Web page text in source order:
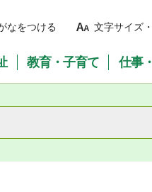
なをつける 文字サイズ
教育・子育て 仕事